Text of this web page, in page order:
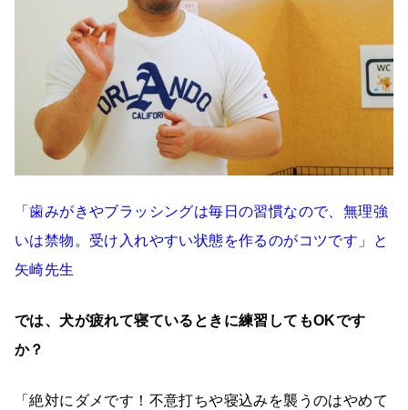
「歯みがきやブラッシングは毎日の習慣なので、無理強
いは禁物。受け入れやすい状態を作るのがコツです」と
矢崎先生
では、犬が疲れて寝ているときに練習してもOKです
か？
「絶対にダメです！不意打ちや寝込みを襲うのはやめて